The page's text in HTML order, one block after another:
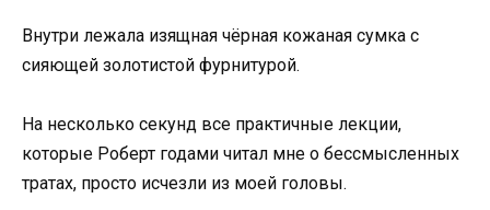
Внутри лежала изящная чёрная кожаная сумка с
сияющей золотистой фурнитурой.
На несколько секунд все практичные лекции,
которые Роберт годами читал мне о бессмысленных
тратах, просто исчезли из моей головы.